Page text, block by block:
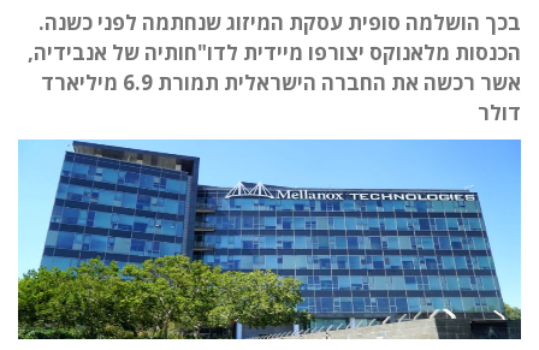
בכך הושלמה סופית עסקת המיזוג שנחתמה לפני כשנה.
הכנסות מלאנוקס יצורפו מיידית לדו"חותיה של אנבידיה,
אשר רכשה את החברה הישראלית תמורת 6.9 מיליארד
דולר